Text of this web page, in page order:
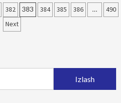
382 383 384 385 386 …
490
Next